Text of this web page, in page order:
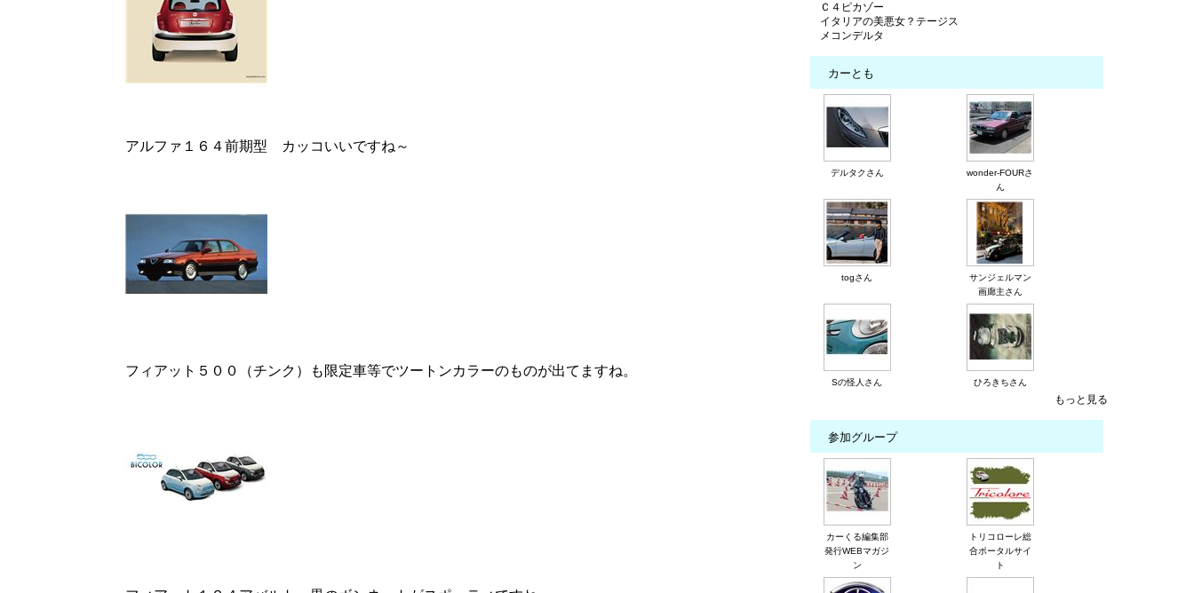
アルファ１６４前期型 カッコいいですね～
フィアット５００（チンク）も限定車等でツートンカラーのものが出てますね。
Ｃ４ピカゾー
イタリアの美悪女？テージス
メコンデルタ
カーとも
デルタクさん
wonder-FOURさ
ん
togさん
サンジェルマン
画廊主さん
Sの怪人さん ひろきちさん
もっと見る
参加グループ
カーくる編集部
発行WEBマガジ
ン
トリコローレ総
合ポータルサイ
ト